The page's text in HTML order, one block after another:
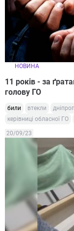
НОВИНА
11 років - за
голову ГО
били втекли
керівниці обласної ГО
20/09/23